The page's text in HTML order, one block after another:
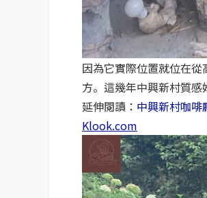
因為它實際位置就位在
方。這幾年中興新村質感
延伸閱讀： 中興新村咖
Klook.com